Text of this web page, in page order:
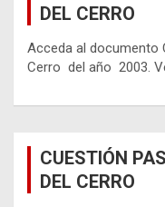
DEL CERRO
Acceda al documento
Cerro del año 2003.
CUESTIÓN
DEL CERRO